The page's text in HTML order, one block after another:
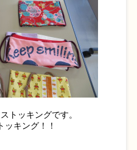
トッキングです。
ッキング！！